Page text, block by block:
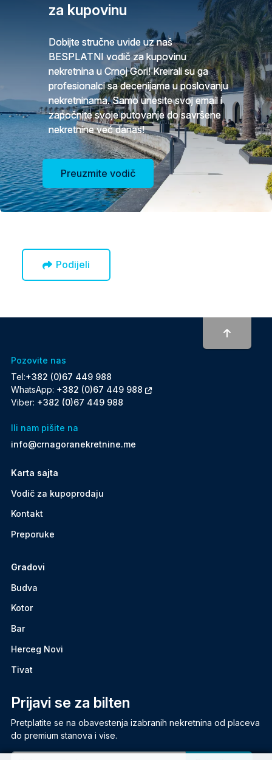
za kupovinu
Dobijte stručne uvide uz naš
BESPLATNI vodič za kupovinu
nekretnina u Crnoj Gori! Kreirali su ga
profesionalci sa decenijama u poslovanju
nekretninama. Samo unesite svoj email i
započnite svoje putovanje do savršene
nekretnine već danas!
Preuzmite vodič
Podijeli
Pozovite nas
Tel:+382 (0)67 449 988
WhatsApp: +382 (0)67 449 988
Viber: +382 (0)67 449 988
Ili nam pišite na
info@crnagoranekretnine.me
Karta sajta
Vodič za kupoprodaju
Kontakt
Preporuke
Gradovi
Budva
Kotor
Bar
Herceg Novi
Tivat
Prijavi se za bilten
Pretplatite se na obavestenja izabranih nekretnina od placeva
do premium stanova i vise.
To top